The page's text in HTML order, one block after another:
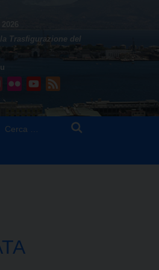
Trasfigurazione del
Instagram
Flickr YouTube